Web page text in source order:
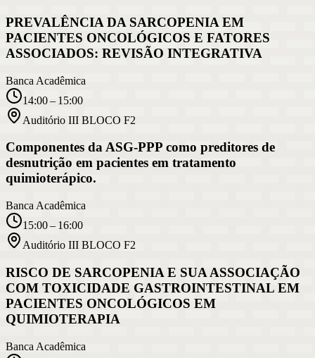
PREVALÊNCIA DA SARCOPENIA EM
PACIENTES ONCOLÓGICOS E FATORES
ASSOCIADOS: REVISÃO INTEGRATIVA
Banca Acadêmica
14:00 – 15:00
Auditório III BLOCO F2
Componentes da ASG-PPP como preditores de
desnutrição em pacientes em tratamento
quimioterápico.
Banca Acadêmica
15:00 – 16:00
Auditório III BLOCO F2
RISCO DE SARCOPENIA E SUA ASSOCIAÇÃO
COM TOXICIDADE GASTROINTESTINAL EM
PACIENTES ONCOLÓGICOS EM
QUIMIOTERAPIA
Banca Acadêmica